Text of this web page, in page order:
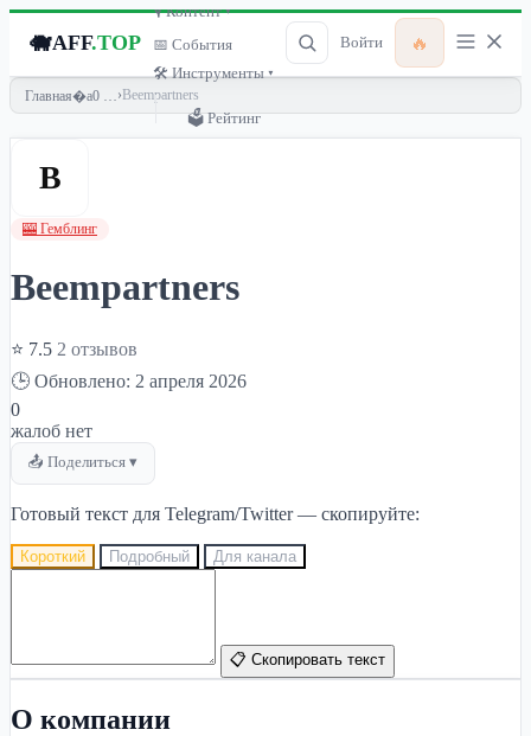
🐗AFF.TOP
🎙 Контент ▾
📅 События
🛠 Инструменты ▾
🗳 Рейтинг
Войти 🔥
Главная › Beempartners
B
🎰 Гемблинг
Beempartners
⭐ 7.5 2 отзывов
🕒 Обновлено: 2 апреля 2026
0
жалоб нет
📤 Поделиться ▾
Готовый текст для Telegram/Twitter — скопируйте:
Короткий Подробный Для канала
📋 Скопировать текст
О компании